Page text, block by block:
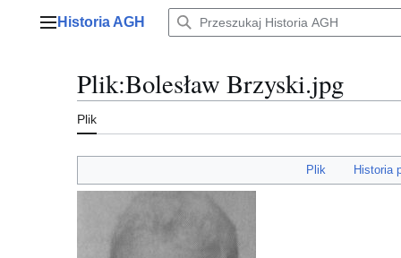
Menu główne
Historia AGH
Plik:Bolesław Brzyski.jpg
Plik
Plik Historia